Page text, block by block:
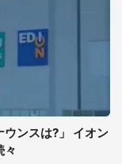
ウンスは?」 イオン
々